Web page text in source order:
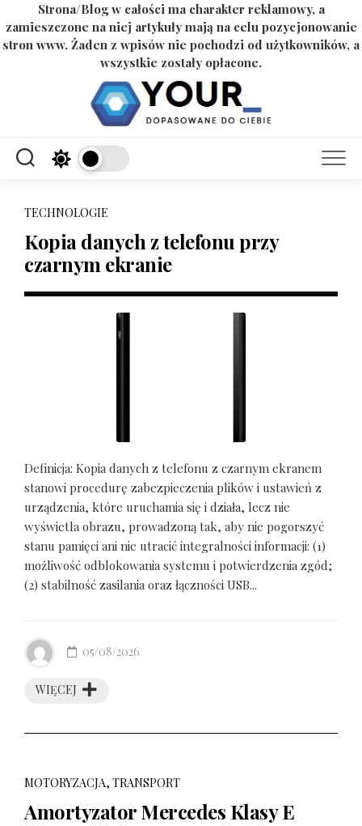
Strona/Blog w całości ma charakter reklamowy, a
zamieszczone na niej artykuły mają na celu pozycjonowanie
stron www. Żaden z wpisów nie pochodzi od użytkowników, a
wszystkie zostały opłacone.
TECHNOLOGIE
Kopia danych z telefonu przy
czarnym ekranie
Definicja: Kopia danych z telefonu z czarnym ekranem
stanowi procedurę zabezpieczenia plików i ustawień z
urządzenia, które uruchamia się i działa, lecz nie
wyświetla obrazu, prowadzoną tak, aby nie pogorszyć
stanu pamięci ani nie utracić integralności informacji: (1)
możliwość odblokowania systemu i potwierdzenia zgód;
(2) stabilność zasilania oraz łączności USB...
WIĘCEJ
05/08/2026
MOTORYZACJA, TRANSPORT
Amortyzator Mercedes Klasy E